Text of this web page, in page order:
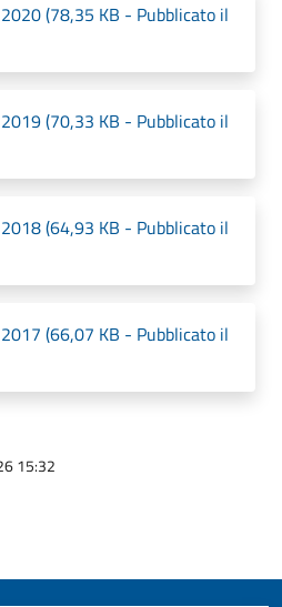
2020 (78,35 KB - Pubblicato il
2019 (70,33 KB - Pubblicato il
2018 (64,93 KB - Pubblicato il
2017 (66,07 KB - Pubblicato il
15:32